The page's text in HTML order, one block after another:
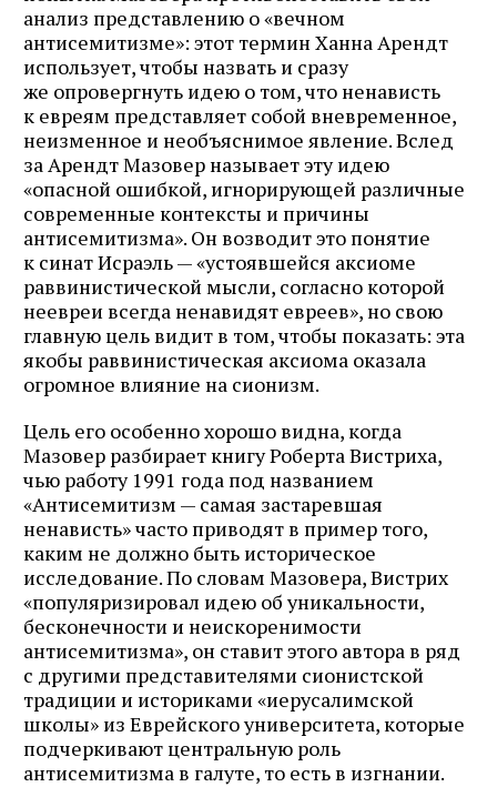
анализ представлению о «вечном
антисемитизме»: этот термин Ханна Арендт
использует, чтобы назвать и сразу
же опровергнуть идею о том, что ненависть
к евреям представляет собой вневременное,
неизменное и необъяснимое явление. Вслед
за Арендт Мазовер называет эту идею
«опасной ошибкой, игнорирующей различные
современные контексты и причины
антисемитизма». Он возводит это понятие
к синат Исраэль — «устоявшейся аксиоме
раввинистической мысли, согласно которой
неевреи всегда ненавидят евреев», но свою
главную цель видит в том, чтобы показать: эта
якобы раввинистическая аксиома оказала
огромное влияние на сионизм.
Цель его особенно хорошо видна, когда
Мазовер разбирает книгу Роберта Вистриха,
чью работу 1991 года под названием
«Антисемитизм — самая застаревшая
ненависть» часто приводят в пример того,
каким не должно быть историческое
исследование. По словам Мазовера, Вистрих
«популяризировал идею об уникальности,
бесконечности и неискоренимости
антисемитизма», он ставит этого автора в ряд
с другими представителями сионистской
традиции и историками «иерусалимской
школы» из Еврейского университета, которые
подчеркивают центральную роль
антисемитизма в галуте, то есть в изгнании.